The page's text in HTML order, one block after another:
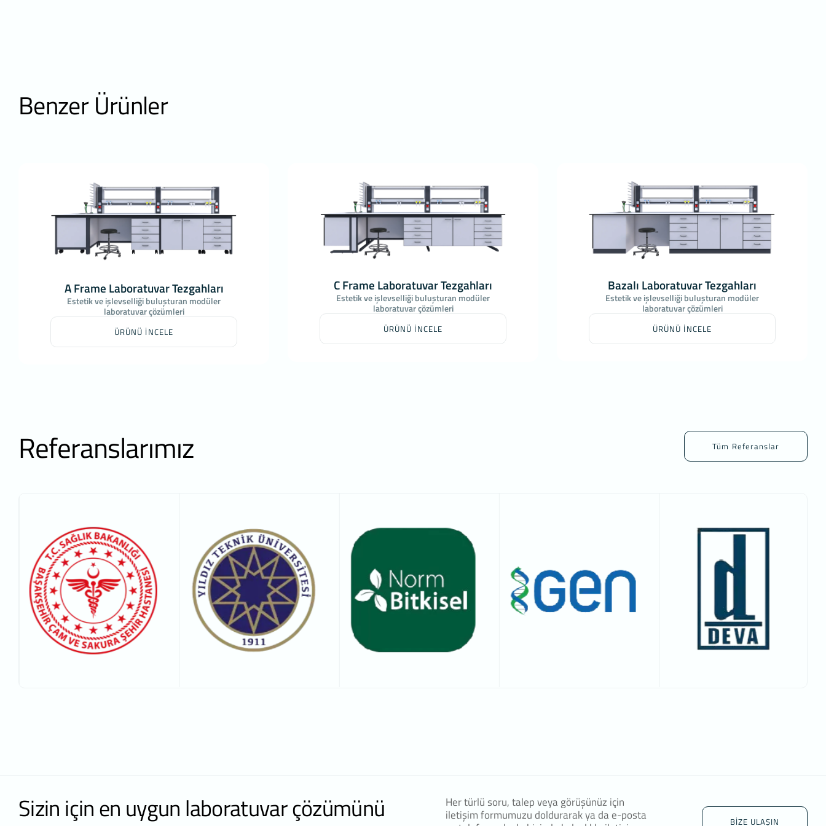
Benzer Ürünler
A Frame Laboratuvar Tezgahları
Estetik ve işlevselliği buluşturan modüler
laboratuvar çözümleri
ÜRÜNÜ İNCELE
C Frame Laboratuvar Tezgahları
Estetik ve işlevselliği buluşturan modüler
laboratuvar çözümleri
ÜRÜNÜ İNCELE
Bazalı Laboratuvar Tezgahları
Estetik ve işlevselliği buluşturan modüler
laboratuvar çözümleri
ÜRÜNÜ İNCELE
Referanslarımız Tüm Referanslar
Sizin için en uygun laboratuvar çözümünü
Her türlü soru, talep veya görüşünüz için
iletişim formumuzu doldurarak ya da e-posta
BİZE ULAŞIN